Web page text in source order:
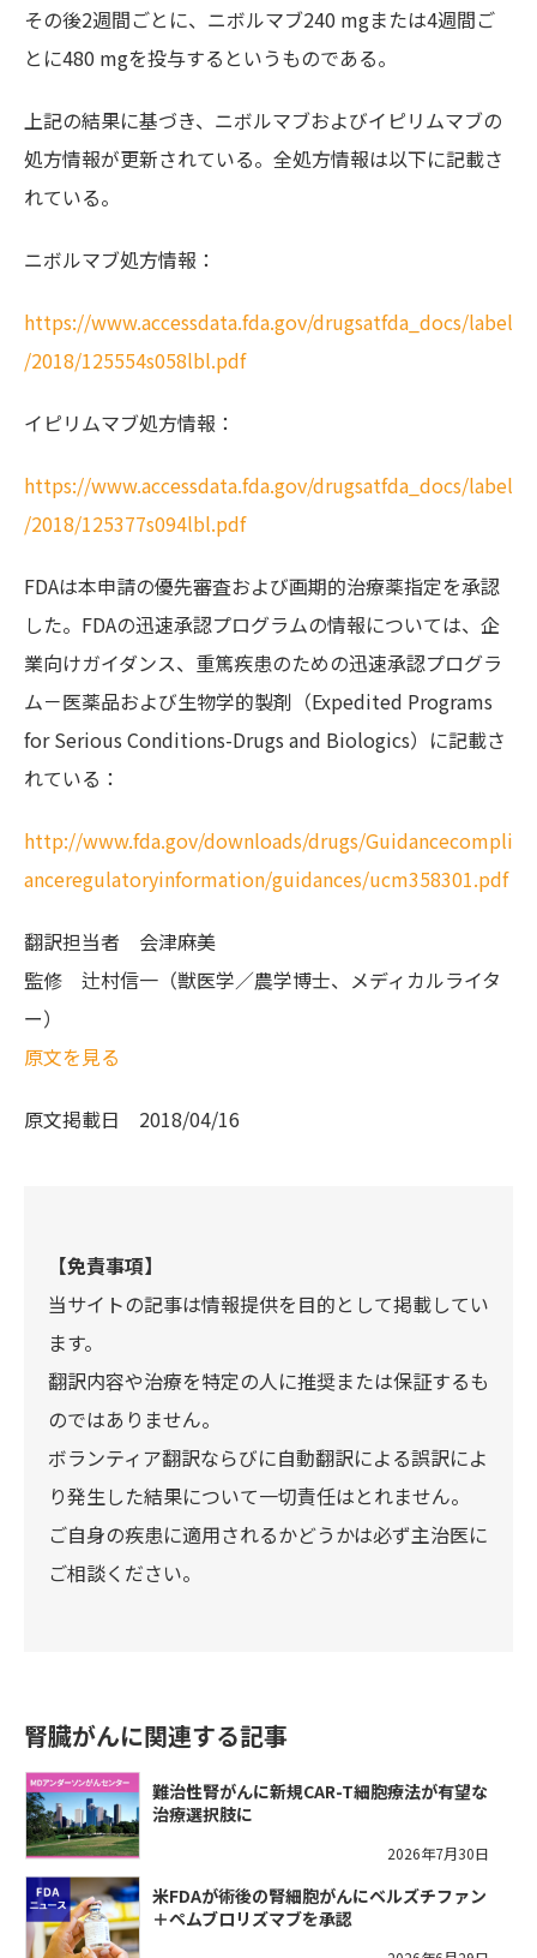
その後2週間ごとに、ニボルマブ240 mgまたは4週間ご
とに480 mgを投与するというものである。
上記の結果に基づき、ニボルマブおよびイピリムマブの
処方情報が更新されている。全処方情報は以下に記載さ
れている。
ニボルマブ処方情報：
https://www.accessdata.fda.gov/drugsatfda_docs/label
/2018/125554s058lbl.pdf
イピリムマブ処方情報：
https://www.accessdata.fda.gov/drugsatfda_docs/label
/2018/125377s094lbl.pdf
FDAは本申請の優先審査および画期的治療薬指定を承認
した。FDAの迅速承認プログラムの情報については、企
業向けガイダンス、重篤疾患のための迅速承認プログラ
ム－医薬品および生物学的製剤（Expedited Programs
for Serious Conditions-Drugs and Biologics）に記載さ
れている：
http://www.fda.gov/downloads/drugs/Guidancecompli
anceregulatoryinformation/guidances/ucm358301.pdf
翻訳担当者 会津麻美
監修 辻村信一（獣医学／農学博士、メディカルライタ
ー）
原文を見る
原文掲載日 2018/04/16
【免責事項】
当サイトの記事は情報提供を目的として掲載してい
ます。
翻訳内容や治療を特定の人に推奨または保証するも
のではありません。
ボランティア翻訳ならびに自動翻訳による誤訳によ
り発生した結果について一切責任はとれません。
ご自身の疾患に適用されるかどうかは必ず主治医に
ご相談ください。
腎臓がんに関連する記事
難治性腎がんに新規CAR-T細胞療法が有望な
治療選択肢に
2026年7月30日
米FDAが術後の腎細胞がんにベルズチファン
＋ペムブロリズマブを承認